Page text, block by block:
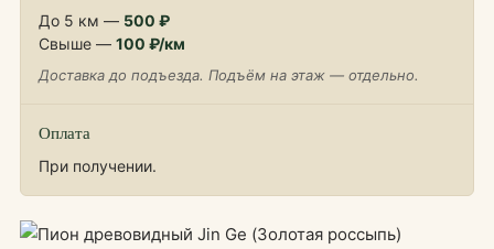
До 5 км — 500 ₽
Свыше — 100 ₽/км
Доставка до подъезда. Подъём на этаж — отдельно.
Оплата
При получении.